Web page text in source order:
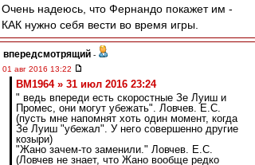
Очень надеюсь, что Фернандо покажет им -
КАК нужно себя вести во время игры.
впередсмотрящий -
01 авг 2016 13:22
BM1964 » 31 июл 2016 23:24
" ведь впереди есть скоростные Зе Луиш и
Промес, они могут убежать". Ловчев. Е.С.
(пусть мне напомнят хоть один момент, когда
Зе Луиш "убежал". У него совершенно другие
козыри)
"Жано зачем-то заменили." Ловчев. Е.С.
(Ловчев не знает, что Жано вообще редко